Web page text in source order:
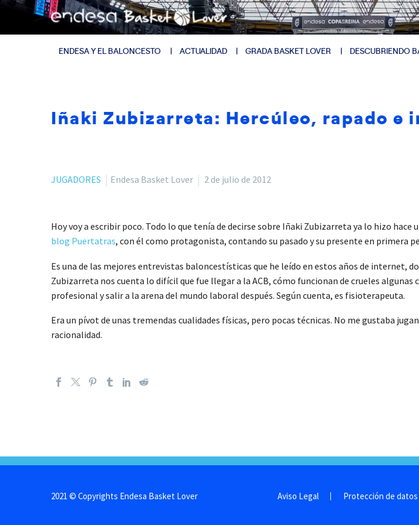
ENDESA Y EL BALONCESTO ACTUALIDAD GRADA BASKET LOVER DESCUBRIENDO
Iñaki Zubizarreta: Hercúleo, rapado e
JUGADORES Endesa Basket Lover 2 de julio de 2012
Hoy voy a escribir poco. Todo lo que tenía de decirse sobre Iñaki Zubizarreta ya lo hizo hace
blog Puertatras, con él como protagonista, contando su pasado y su presente en primera
Es una de las mejores entrevistas baloncestísticas que he leído en estos años de internet,
Zubizarreta nos cuenta lo difícil que fue llegar a la ACB, cómo funcionan de crueles algunas
profesional y salir a la arena del mundo laboral después. Según cuenta, es fisioterapeuta.
Era un pívot de unas tremendas cualidades físicas, pero pocas técnicas. No me gustaba
racionalidad.
Aviso Legal Protección de datos
2021 © Copyrights Endesa Basket Lover